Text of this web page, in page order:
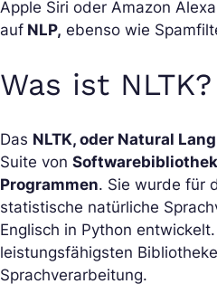
Apple Siri oder Amazon
auf NLP, ebenso wie
Was ist NLTK?
Das NLTK, oder Natural
Suite von
Programmen. Sie wurde für
statistische natürliche
Englisch in Python
leistungsfähigsten
Sprachverarbeitung.